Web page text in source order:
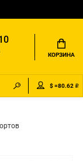
КОРЗИНА
$ =80.62 ₽